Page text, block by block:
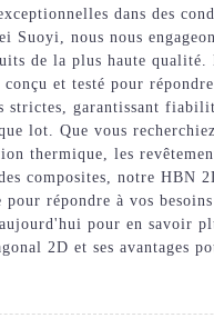
dans des
Suoyi, nous nous
de la plus haute
conçu et testé pour
strictes, garantissant
lot. Que vous
thermique, les
composites, notre HBN
répondre à vos besoins
pour en savoir
2D et ses avantages